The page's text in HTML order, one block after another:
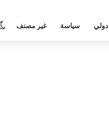
دولي سياسة غير مصنف